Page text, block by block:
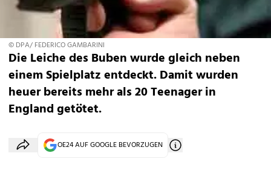
© DPA/ FEDERICO GAMBARINI
Die Leiche des Buben wurde gleich neben
einem Spielplatz entdeckt. Damit wurden
heuer bereits mehr als 20 Teenager in
England getötet.
OE24 AUF GOOGLE BEVORZUGEN